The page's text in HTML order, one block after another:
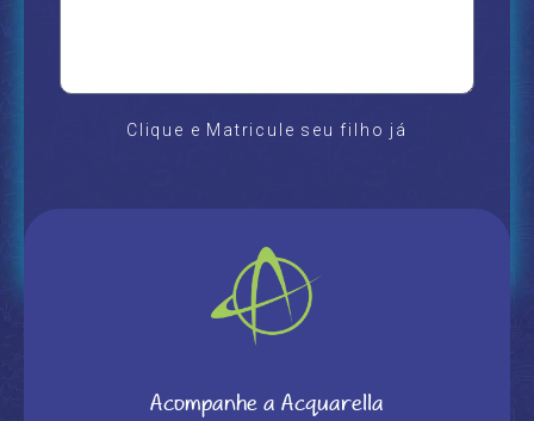
Clique e Matricule seu filho já
Acompanhe a Acquarella